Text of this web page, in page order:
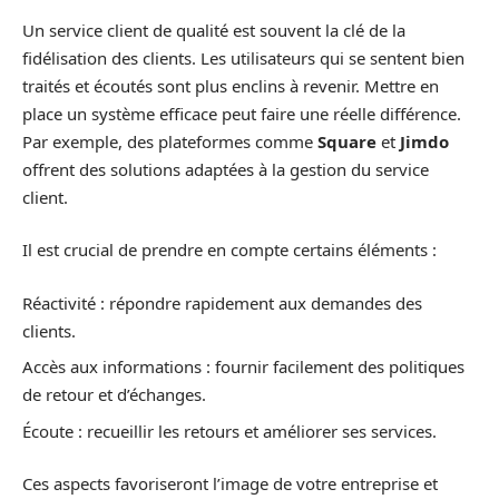
Un service client de qualité est souvent la clé de la
fidélisation des clients. Les utilisateurs qui se sentent bien
traités et écoutés sont plus enclins à revenir. Mettre en
place un système efficace peut faire une réelle différence.
Par exemple, des plateformes comme Square et Jimdo
offrent des solutions adaptées à la gestion du service
client.
Il est crucial de prendre en compte certains éléments :
Réactivité : répondre rapidement aux demandes des
clients.
Accès aux informations : fournir facilement des politiques
de retour et d’échanges.
Écoute : recueillir les retours et améliorer ses services.
Ces aspects favoriseront l’image de votre entreprise et